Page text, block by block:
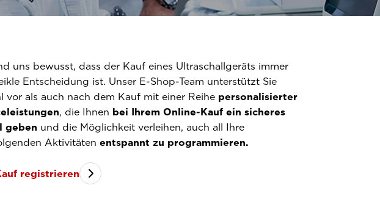
uns bewusst, dass der Kauf eines Ultraschallgeräts immer
Entscheidung ist. Unser E-Shop-Team unterstützt Sie
vor als auch nach dem Kauf mit einer Reihe personalisierter
, die Ihnen bei Ihrem Online-Kauf ein sicheres
geben und die Möglichkeit verleihen, auch all Ihre
Aktivitäten entspannt zu programmieren.
registrieren